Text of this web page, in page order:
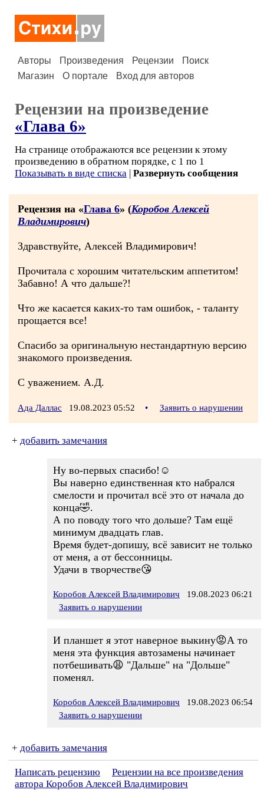
Авторы Произведения Рецензии
Поиск
Магазин
О портале Вход для авторов
Рецензии на произведение
«Глава 6»
На странице отображаются все рецензии к этому
произведению в обратном порядке, с 1 по 1
Показывать в виде списка | Развернуть сообщения
Рецензия на «Глава 6» (Коробов Алексей
Владимирович)
Здравствуйте, Алексей Владимирович!
Прочитала с хорошим читательским аппетитом!
Забавно! А что дальше?!
Что же касается каких-то там ошибок, - таланту
прощается все!
Спасибо за оригинальную нестандартную версию
знакомого произведения.
С уважением. А.Д.
Ада Даллас 19.08.2023 05:52 • Заявить о нарушении
+ добавить замечания
Ну во-первых спасибо!☺
Вы наверно единственная кто набрался
смелости и прочитал всё это от начала до
конца🤣.
А по поводу того что дольше? Там ещё
минимум двадцать глав.
Время будет-допишу, всё зависит не только
от меня, а от бессонницы.
Удачи в творчестве😘
Коробов Алексей Владимирович 19.08.2023 06:21
Заявить о нарушении
И планшет я этот наверное выкину😡А то
меня эта функция автозамены начинает
потбешивать😩 "Дальше" на "Дольше"
поменял.
Коробов Алексей Владимирович 19.08.2023 06:54
Заявить о нарушении
+ добавить замечания
Написать рецензию
Рецензии на все произведения
автора Коробов Алексей Владимирович